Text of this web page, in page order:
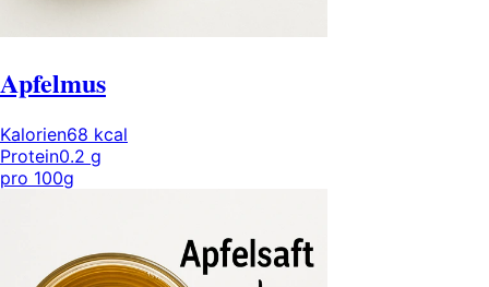
Apfelmus
Kalorien68 kcal
Protein0.2 g
pro 100g